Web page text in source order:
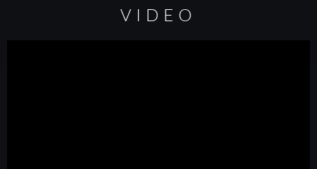
VIDEO